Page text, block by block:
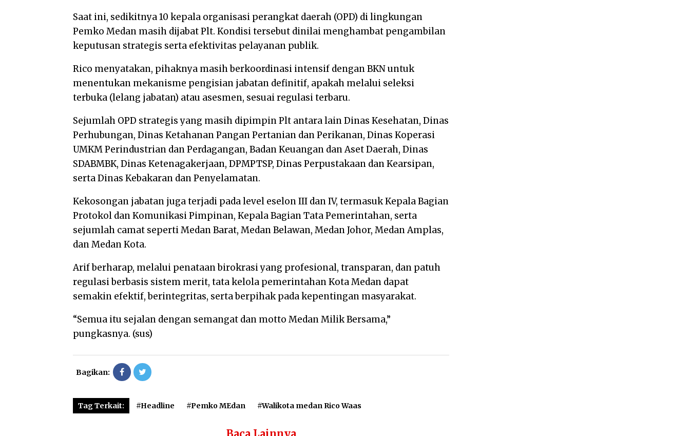
Saat ini, sedikitnya 10 kepala organisasi perangkat daerah (OPD) di lingkungan
Pemko Medan masih dijabat Plt. Kondisi tersebut dinilai menghambat pengambilan
keputusan strategis serta efektivitas pelayanan publik.
Rico menyatakan, pihaknya masih berkoordinasi intensif dengan BKN untuk
menentukan mekanisme pengisian jabatan definitif, apakah melalui seleksi
terbuka (lelang jabatan) atau asesmen, sesuai regulasi terbaru.
Sejumlah OPD strategis yang masih dipimpin Plt antara lain Dinas Kesehatan, Dinas
Perhubungan, Dinas Ketahanan Pangan Pertanian dan Perikanan, Dinas Koperasi
UMKM Perindustrian dan Perdagangan, Badan Keuangan dan Aset Daerah, Dinas
SDABMBK, Dinas Ketenagakerjaan, DPMPTSP, Dinas Perpustakaan dan Kearsipan,
serta Dinas Kebakaran dan Penyelamatan.
Kekosongan jabatan juga terjadi pada level eselon III dan IV, termasuk Kepala Bagian
Protokol dan Komunikasi Pimpinan, Kepala Bagian Tata Pemerintahan, serta
sejumlah camat seperti Medan Barat, Medan Belawan, Medan Johor, Medan Amplas,
dan Medan Kota.
Arif berharap, melalui penataan birokrasi yang profesional, transparan, dan patuh
regulasi berbasis sistem merit, tata kelola pemerintahan Kota Medan dapat
semakin efektif, berintegritas, serta berpihak pada kepentingan masyarakat.
“Semua itu sejalan dengan semangat dan motto Medan Milik Bersama,”
pungkasnya. (sus)
Bagikan:
Tag Terkait: #Headline #Pemko MEdan #Walikota medan Rico Waas